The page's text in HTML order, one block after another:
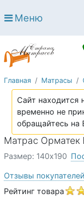
Open submenu
Open submenu
Кровати
Open submenu
Open submenu
Диваны
Open submenu
Постельное
Open submenu
Мебель
Open submenu
Основания
Open submenu
Open submenu
Детские
Меню
Главная Матрасы
Сайт находится
временно не
обращайтесь на
Матрас Орматек
Размер: 140х190
Отзывы покупателей
Рейтинг товара